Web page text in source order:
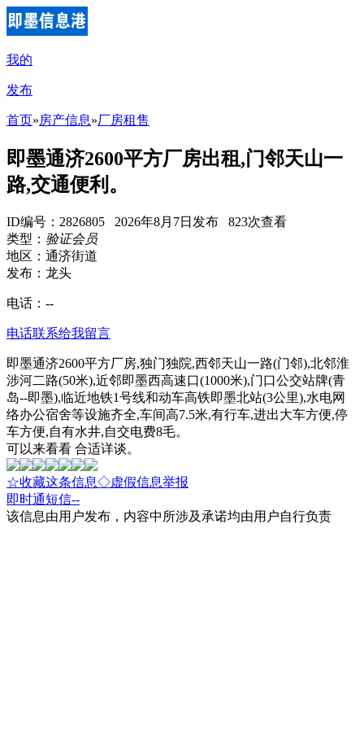
我的
发布
首页»房产信息»厂房租售
即墨通济2600平方厂房出租,门邻天山一
路,交通便利。
ID编号：2826805 2026年8月7日发布 823次查看
类型： 验证会员
地区：通济街道
发布：龙头
电话： --
电话联系给我留言
即墨通济2600平方厂房,独门独院,西邻天山一路(门邻),北邻淮
涉河二路(50米),近邻即墨西高速口(1000米),门口公交站牌(青
岛--即墨),临近地铁1号线和动车高铁即墨北站(3公里),水电网
络办公宿舍等设施齐全,车间高7.5米,有行车,进出大车方便,停
车方便,自有水井,自交电费8毛。
可以来看看 合适详谈。
☆收藏这条信息◇虚假信息举报
即时通短信--
该信息由用户发布，内容中所涉及承诺均由用户自行负责